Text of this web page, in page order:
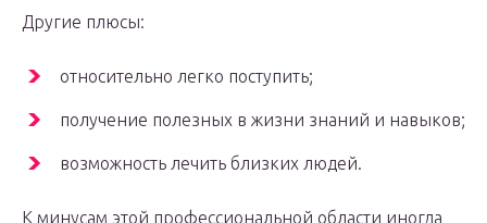
Другие плюсы:
относительно легко поступить;
получение полезных в жизни знаний и навыков;
возможность лечить близких людей.
К минусам этой профессиональной области иногда